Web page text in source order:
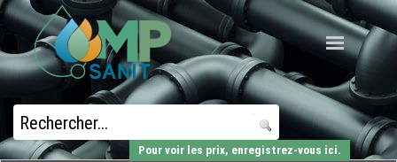
Pour voir les prix, enregistrez-vous ici.